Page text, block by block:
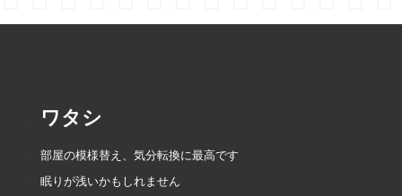
ー
ョ
ン
ワタシ
部屋の模様替え、気分転換に最高です
眠りが浅いかもしれません